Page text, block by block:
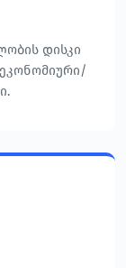
დისკი